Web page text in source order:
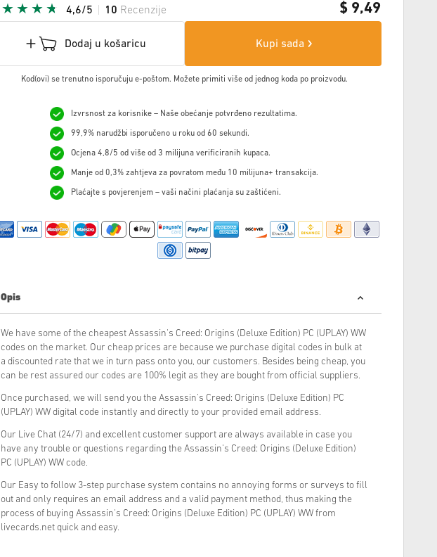
$ 9,49
4,6/5 10 Recenzije
Dodaj u košaricu Kupi sada
Kod(ovi) se trenutno isporučuju e-poštom. Možete primiti više od jednog koda po proizvodu.
Izvrsnost za korisnike – Naše obećanje potvrđeno rezultatima.
99,9% narudžbi isporučeno u roku od 60 sekundi.
Ocjena 4,8/5 od više od 3 milijuna verificiranih kupaca.
Manje od 0,3% zahtjeva za povratom među 10 milijuna+ transakcija.
Plaćajte s povjerenjem – vaši načini plaćanja su zaštićeni.
Opis
We have some of the cheapest Assassin's Creed: Origins (Deluxe Edition) PC (UPLAY) WW
codes on the market. Our cheap prices are because we purchase digital codes in bulk at
a discounted rate that we in turn pass onto you, our customers. Besides being cheap, you
can be rest assured our codes are 100% legit as they are bought from official suppliers.
Once purchased, we will send you the Assassin's Creed: Origins (Deluxe Edition) PC
(UPLAY) WW digital code instantly and directly to your provided email address.
Our Live Chat (24/7) and excellent customer support are always available in case you
have any trouble or questions regarding the Assassin's Creed: Origins (Deluxe Edition)
PC (UPLAY) WW code.
Our Easy to follow 3-step purchase system contains no annoying forms or surveys to fill
out and only requires an email address and a valid payment method, thus making the
process of buying Assassin's Creed: Origins (Deluxe Edition) PC (UPLAY) WW from
livecards.net quick and easy.